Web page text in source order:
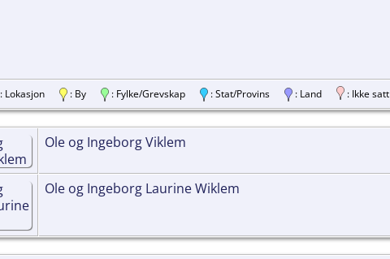
: Lokasjon : By : Fylke/Grevskap : Stat/Provins : Land : Ikke satt
Ole og Ingeborg Viklem
Ole og Ingeborg Laurine Wiklem